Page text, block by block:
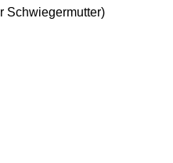
Schwiegermutter)